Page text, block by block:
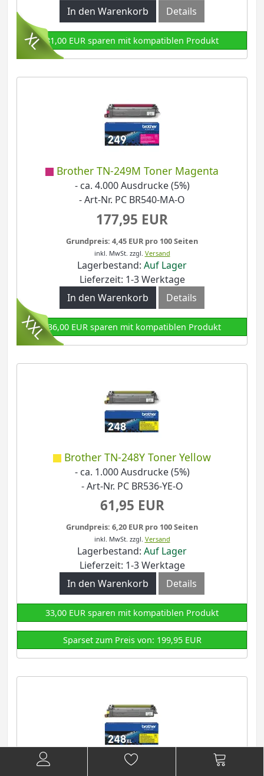
In den Warenkorb
Details
81,00 EUR sparen mit kompatiblen Produkt
Brother TN-249M Toner Magenta
- ca. 4.000 Ausdrucke (5%)
- Art-Nr. PC BR540-MA-O
177,95 EUR
Grundpreis: 4,45 EUR pro 100 Seiten
inkl. MwSt. zzgl. Versand
Lagerbestand: Auf Lager
Lieferzeit: 1-3 Werktage
In den Warenkorb
Details
136,00 EUR sparen mit kompatiblen Produkt
Brother TN-248Y Toner Yellow
- ca. 1.000 Ausdrucke (5%)
- Art-Nr. PC BR536-YE-O
61,95 EUR
Grundpreis: 6,20 EUR pro 100 Seiten
inkl. MwSt. zzgl. Versand
Lagerbestand: Auf Lager
Lieferzeit: 1-3 Werktage
In den Warenkorb
Details
33,00 EUR sparen mit kompatiblen Produkt
Sparset zum Preis von: 199,95 EUR
Brother TN-248XL Y Toner Yellow